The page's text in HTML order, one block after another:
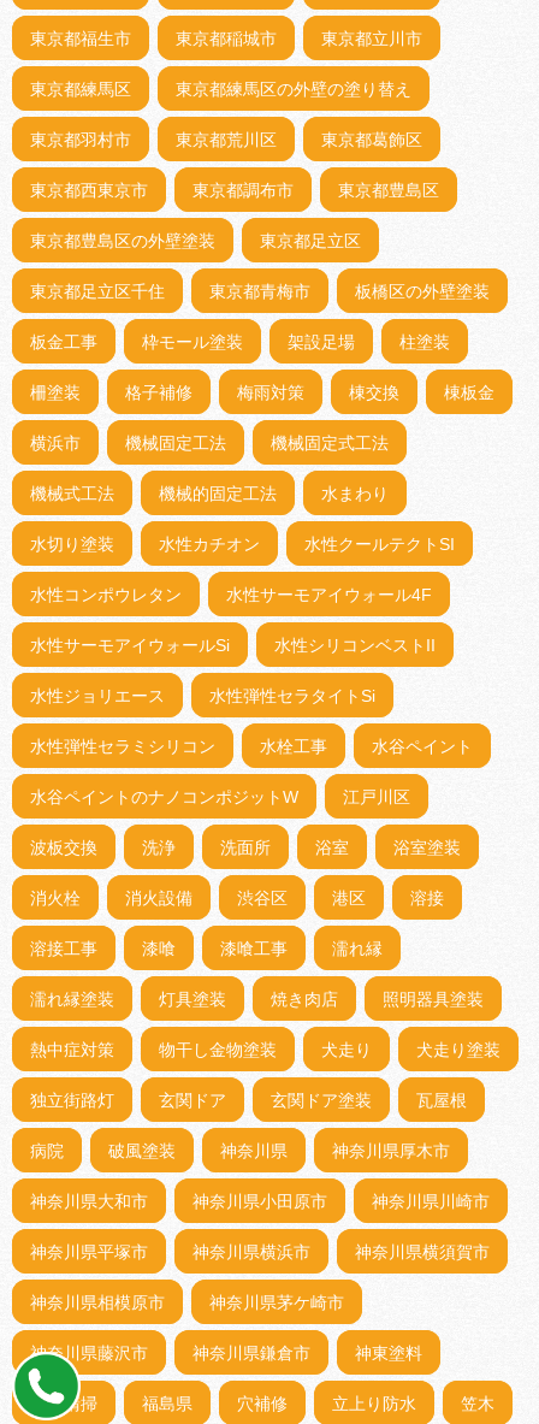
東京都福生市 東京都稲城市 東京都立川市
東京都練馬区 東京都練馬区の外壁の塗り替え
東京都羽村市 東京都荒川区 東京都葛飾区
東京都西東京市 東京都調布市 東京都豊島区
東京都豊島区の外壁塗装 東京都足立区
東京都足立区千住 東京都青梅市 板橋区の外壁塗装
板金工事 枠モール塗装 架設足場 柱塗装
柵塗装 格子補修 梅雨対策 棟交換 棟板金
横浜市 機械固定工法 機械固定式工法
機械式工法 機械的固定工法 水まわり
水切り塗装 水性カチオン 水性クールテクトSI
水性コンポウレタン 水性サーモアイウォール4F
水性サーモアイウォールSi 水性シリコンベストII
水性ジョリエース 水性弾性セラタイトSi
水性弾性セラミシリコン 水栓工事 水谷ペイント
水谷ペイントのナノコンポジットW 江戸川区
波板交換 洗浄 洗面所 浴室 浴室塗装
消火栓 消火設備 渋谷区 港区 溶接
溶接工事 漆喰 漆喰工事 濡れ縁
濡れ縁塗装 灯具塗装 焼き肉店 照明器具塗装
熱中症対策 物干し金物塗装 犬走り 犬走り塗装
独立街路灯 玄関ドア 玄関ドア塗装 瓦屋根
病院 破風塗装 神奈川県 神奈川県厚木市
神奈川県大和市 神奈川県小田原市 神奈川県川崎市
神奈川県平塚市 神奈川県横浜市 神奈川県横須賀市
神奈川県相模原市 神奈川県茅ケ崎市
神奈川県藤沢市 神奈川県鎌倉市 神東塗料
神社清掃 福島県 穴補修 立上り防水 笠木